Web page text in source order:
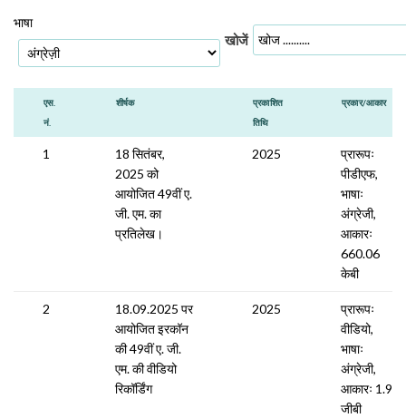
भाषा
खोजें
एस.
नं.
शीर्षक
प्रकाशित
तिथि
प्रकार/आकार
1
18 सितंबर,
2025 को
आयोजित 49वीं ए.
जी. एम. का
प्रतिलेख।
2025
प्रारूपः
पीडीएफ,
भाषाः
अंग्रेजी,
आकारः
660.06
केबी
2
18.09.2025 पर
आयोजित इरकॉन
की 49वीं ए. जी.
एम. की वीडियो
रिकॉर्डिंग
2025
प्रारूपः
वीडियो,
भाषाः
अंग्रेजी,
आकारः 1.91
जीबी